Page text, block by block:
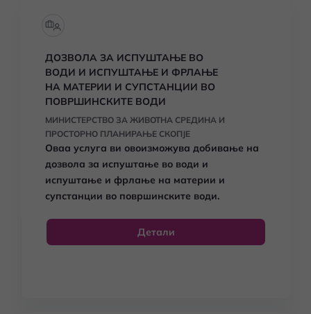
ДОЗВОЛА ЗА ИСПУШТАЊЕ ВО
ВОДИ И ИСПУШТАЊЕ И ФРЛАЊЕ
НА МАТЕРИИ И СУПСТАНЦИИ ВО
ПОВРШИНСКИТЕ ВОДИ
МИНИСТЕРСТВО ЗА ЖИВОТНА СРЕДИНА И
ПРОСТОРНО ПЛАНИРАЊЕ СКОПЈЕ
Оваа услуга ви овоизможува добивање на
дозвола за испуштање во води и
испуштање и фрлање на материи и
супстанции во површинските води.
Детали